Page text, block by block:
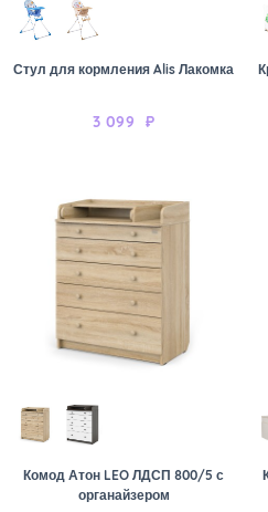
Стул для кормления Alis Лакомка
3 099 ₽
Комод Атон LEO ЛДСП 800/5 с
органайзером